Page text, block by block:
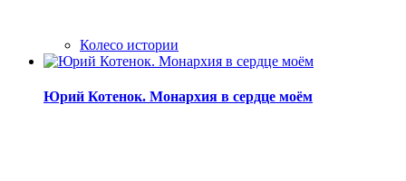
Колесо истории
Юрий Котенок. Монархия в сердце моём